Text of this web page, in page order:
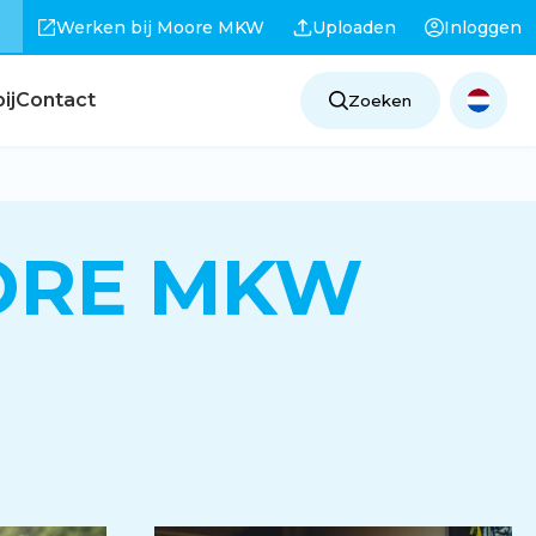
Werken bij Moore MKW Uploaden Inloggen
Contact Zoeken
MKW